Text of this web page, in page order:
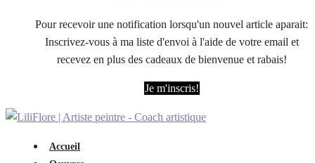
Pour recevoir une notification lorsqu'un nouvel article aparait:
Inscrivez-vous à ma liste d'envoi à l'aide de votre email et
recevez en plus des cadeaux de bienvenue et rabais!
Je m'inscris!
Accueil